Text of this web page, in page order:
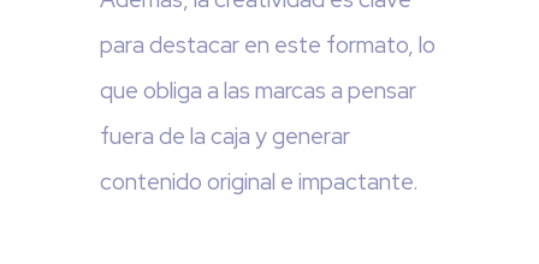
para destacar en este formato, lo
que obliga a las marcas a pensar
fuera de la caja y generar
contenido original e impactante.